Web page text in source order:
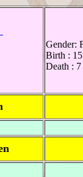
Gender:
Birth :
Death :